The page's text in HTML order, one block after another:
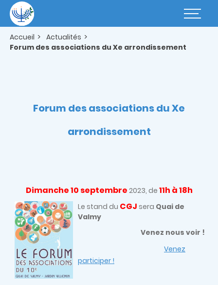
contenu
principal
Basculer
Accueil
Actualités
Forum des associations du Xe arrondissement
Forum des associations du Xe
arrondissement
Dimanche 10 septembre 2023, de 11h à 18h
Le stand du CGJ sera Quai de
Valmy
Venez nous voir !
Venez
participer !